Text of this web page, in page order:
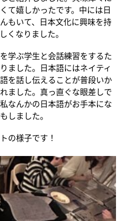
て嬉しかったです。中には日
もいて、日本文化に興味を持
くなりました。
学ぶ学生と会話練習をするた
ました。日本語にはネイティ
を話し伝えることが普段いか
ました。真っ直ぐな眼差しで
なんかの日本語がお手本にな
しました。
の様子です！